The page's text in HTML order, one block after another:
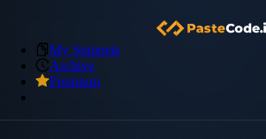
My Snippets
Archive
Premium